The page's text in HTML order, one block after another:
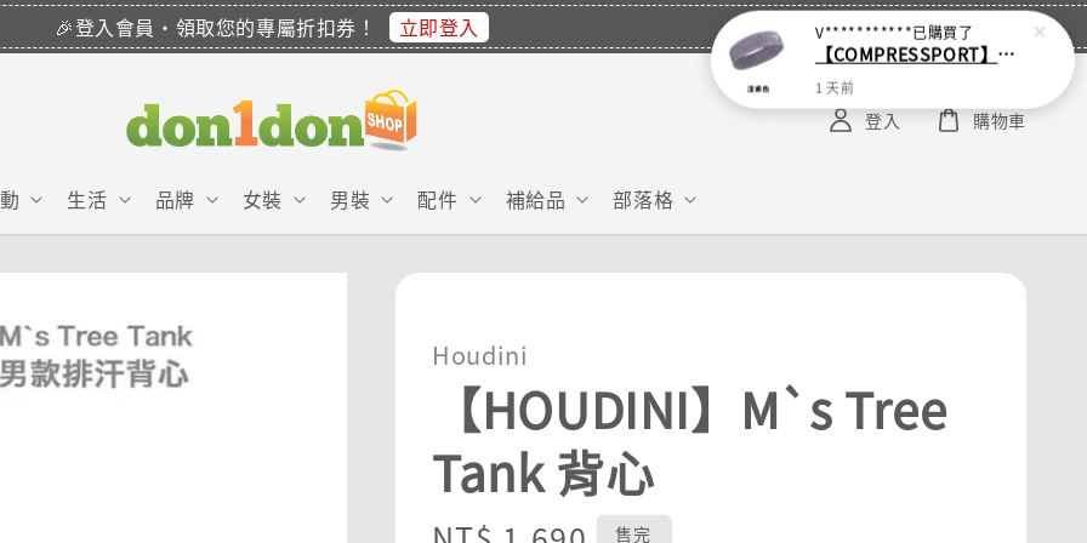
🎉登入會員・領取您的專屬折扣券！ 立即登入
生活 品牌 女裝 男裝 配件 補給品 部落格
登入 購物車
Houdini
【HOUDINI】M`s Tree
Tank 背心
售完
V***********已購買了
【COMPRESSPORT】窄版止汗呼吸頭帶2.0_【零碼】
1 天前